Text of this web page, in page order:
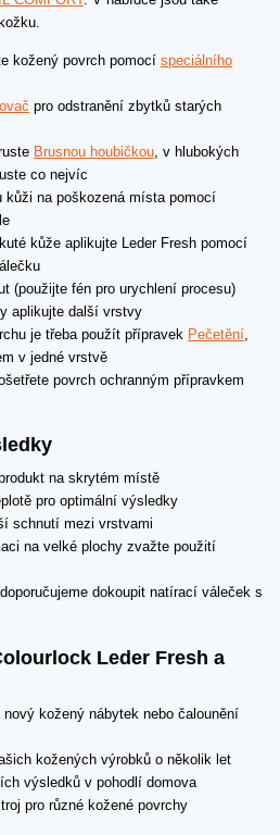
kožený povrch pomocí speciálního
pro odstranění zbytků starých
Brusnou houbičkou , v hlubokých
co nejvíc
kůži na poškozená místa pomocí
kůže aplikujte Leder Fresh pomocí
(použijte fén pro urychlení procesu)
aplikujte další vrstvy
je třeba použít přípravek Pečetění
v jedné vrstvě
povrch ochranným přípravkem
na skrytém místě
pro optimální výsledky
schnutí mezi vrstvami
na velké plochy zvažte použití
dokoupit natírací váleček s
Leder Fresh a
kožený nábytek nebo čalounění
kožených výrobků o několik let
výsledků v pohodlí domova
pro různé kožené povrchy